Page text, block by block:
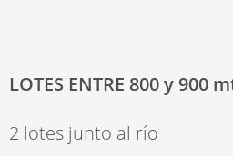
LOTES ENTRE 800 y 900
2 lotes junto al río